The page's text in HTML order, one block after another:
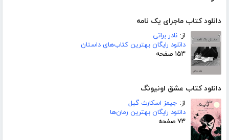
دانلود کتاب ماجرای یک نامه
از: نادر براتی
دانلود رایگان بهترین کتاب‌های داستان
۱۵۳ صفحه
دانلود کتاب عشق اونیونگ
از: جیمز اسکارث گیل
دانلود رایگان بهترین رمان‌ها
۷۳ صفحه